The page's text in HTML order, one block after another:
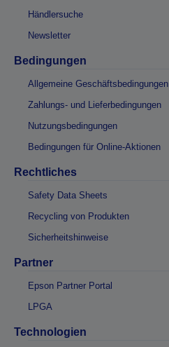
Händlersuche
Newsletter
Bedingungen
Allgemeine Geschäftsbedingungen
Zahlungs- und Lieferbedingungen
Nutzungsbedingungen
Bedingungen für Online-Aktionen
Rechtliches
Safety Data Sheets
Recycling von Produkten
Sicherheitshinweise
Partner
Epson Partner Portal
LPGA
Technologien